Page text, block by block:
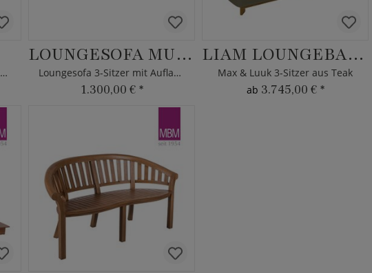
Lounge Gartensofa für 3 Personen
LOUNGESOFA MURAN
Loungesofa 3-Sitzer mit Auflagen
1.300,00 € *
LIAM LOUNGEBANK
Max & Luuk 3-Sitzer aus Teak
ab 3.745,00 € *